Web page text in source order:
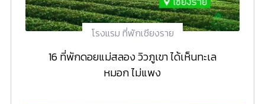
โรงแรม ที่พักเชียงราย
16 ที่พักดอยแม่สลอง วิวภูเขา ได้เห็นทะเล
หมอก ไม่แพง